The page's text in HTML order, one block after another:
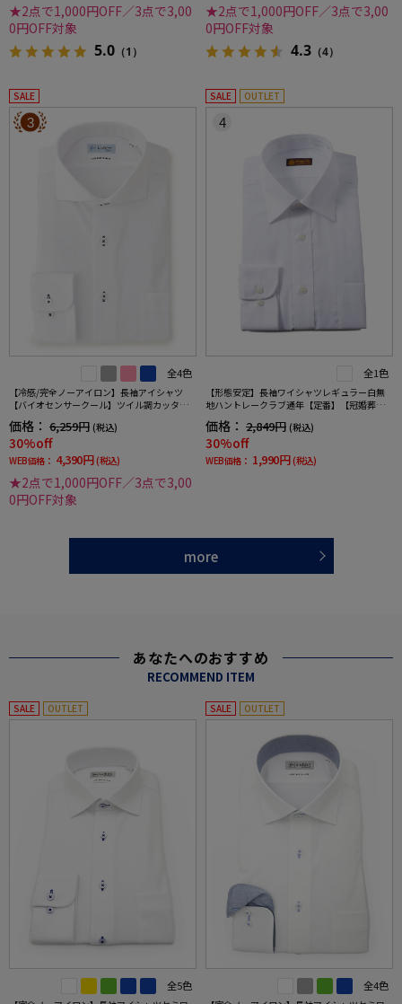
★2点で1,000円OFF／3点で3,00
0円OFF対象
5.0 （1）
★2点で1,000円OFF／3点で3,00
0円OFF対象
4.3 （4）
SALE
3
全4色
【冷感/完全ノーアイロン】長袖アイシャツ
【バイオセンサークール】ツイル調カッタウ
汗速乾ワイシャツ春夏
価格： 6,259円 (税込)
30%off
WEB価格： 4,390円 (税込)
★2点で1,000円OFF／3点で3,00
0円OFF対象
SALE OUTLET
4
全1色
【形態安定】長袖ワイシャツレギュラー白無
地ハントレークラブ通年【定番】【冠婚葬祭/
価格： 2,849円 (税込)
30%off
WEB価格： 1,990円 (税込)
more
あなたへのおすすめ
RECOMMEND ITEM
SALE OUTLET
全5色
SALE OUTLET
全4色